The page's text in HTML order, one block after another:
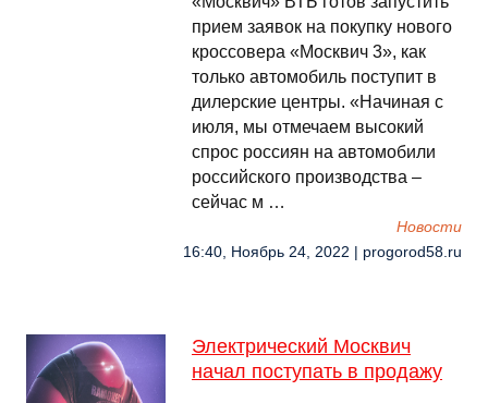
прием заявок на покупку нового
кроссовера «Москвич 3», как
только автомобиль поступит в
дилерские центры. «Начиная с
июля, мы отмечаем высокий
спрос россиян на автомобили
российского производства –
сейчас м …
Новости
16:40, Ноябрь 24, 2022 | progorod58.ru
Электрический Москвич
начал поступать в продажу